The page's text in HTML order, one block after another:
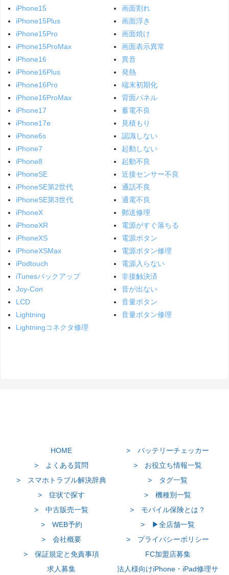
iPhone15
iPhone15Plus
iPhone15Pro
iPhone15ProMax
iPhone16
iPhone16Plus
iPhone16Pro
iPhone16ProMax
iPhone17
iPhone17e
iPhone6s
iPhone7
iPhone8
iPhoneSE
iPhoneSE第2世代
iPhoneSE第3世代
iPhoneX
iPhoneXR
iPhoneXS
iPhoneXSMax
iPodtouch
iTunesバックアップ
Joy-Con
LCD
Lightning
Lightningコネクタ修理
画面割れ
画面浮き
画面焼け
画面表示異常
異音
発熱
端末初期化
背面パネル
蓄電不良
見積もり
認識しない
起動しない
起動不良
近接センサー不良
通話不良
通電不良
郵送修理
電源がすぐ落ちる
電源ボタン
電源ボタン修理
電源入らない
非接触決済
音が出ない
音量ボタン
音量ボタン修理
HOME
> バッテリーチェッカー
> よくある質問
> お役立ち情報一覧
> スマホトラブル解決辞典
> タグ一覧
> 症状で探す
> 機種別一覧
> 中古販売一覧
> モバイル保険とは？
> WEB予約
> ▶全店舗一覧
> 会社概要
> プライバシーポリシー
> 保証規定と免責事項
FC加盟店募集
求人募集
法人様向けiPhone・iPad修理サ